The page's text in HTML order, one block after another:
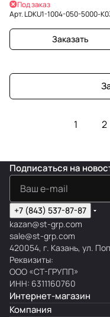
Под заказ
Арт. LDKU1-1004-050-5000-
Заказать
1 2
Подписаться на
+7 (843) 537-87-87
kazan@st-grp.com
sale@st-grp.com
420054, г. Казань, ул.
Реквизиты:
ООО «СТ-ГРУПП»
ИНН: 6311160760
Интернет-магазин
Компания